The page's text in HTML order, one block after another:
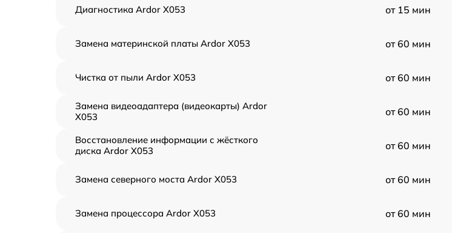
Диагностика Ardor X053 от 15 мин
Замена материнской платы Ardor X053 от 60 мин
Чистка от пыли Ardor X053 от 60 мин
Замена видеоадаптера (видеокарты) Ardor
X053
от 60 мин
Восстановление информации с жёсткого
диска Ardor X053
от 60 мин
Замена северного моста Ardor X053 от 60 мин
Замена процессора Ardor X053 от 60 мин